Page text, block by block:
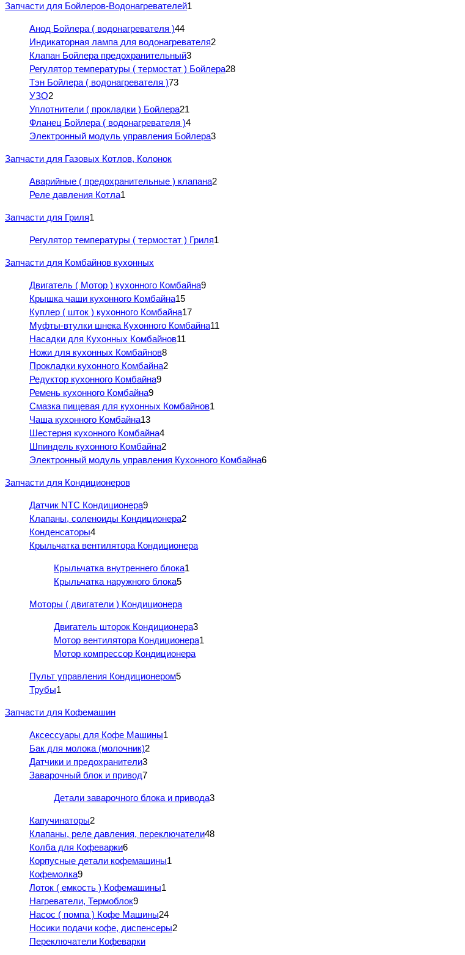
Запчасти для Бойлеров-Водонагревателей1
Анод Бойлера ( водонагревателя )44
Индикаторная лампа для водонагревателя2
Клапан Бойлера предохранительный3
Регулятор температуры ( термостат ) Бойлера28
Тэн Бойлера ( водонагревателя )73
УЗО2
Уплотнители ( прокладки ) Бойлера21
Фланец Бойлера ( водонагревателя )4
Электронный модуль управления Бойлера3
Запчасти для Газовых Котлов, Колонок
Аварийные ( предохранительные ) клапана2
Реле давления Котла1
Запчасти для Гриля1
Регулятор температуры ( термостат ) Гриля1
Запчасти для Комбайнов кухонных
Двигатель ( Мотор ) кухонного Комбайна9
Крышка чаши кухонного Комбайна15
Куплер ( шток ) кухонного Комбайна17
Муфты-втулки шнека Кухонного Комбайна11
Насадки для Кухонных Комбайнов11
Ножи для кухонных Комбайнов8
Прокладки кухонного Комбайна2
Редуктор кухонного Комбайна9
Ремень кухонного Комбайна9
Смазка пищевая для кухонных Комбайнов1
Чаша кухонного Комбайна13
Шестерня кухонного Комбайна4
Шпиндель кухонного Комбайна2
Электронный модуль управления Кухонного Комбайна6
Запчасти для Кондиционеров
Датчик NTC Кондиционера9
Клапаны, соленоиды Кондиционера2
Конденсаторы4
Крыльчатка вентилятора Кондиционера
Крыльчатка внутреннего блока1
Крыльчатка наружного блока5
Моторы ( двигатели ) Кондиционера
Двигатель шторок Кондиционера3
Мотор вентилятора Кондиционера1
Мотор компрессор Кондиционера
Пульт управления Кондиционером5
Трубы1
Запчасти для Кофемашин
Аксессуары для Кофе Машины1
Бак для молока (молочник)2
Датчики и предохранители3
Заварочный блок и привод7
Детали заварочного блока и привода3
Капучинаторы2
Клапаны, реле давления, переключатели48
Колба для Кофеварки6
Корпусные детали кофемашины1
Кофемолка9
Лоток ( емкость ) Кофемашины1
Нагреватели, Термоблок9
Насос ( помпа ) Кофе Машины24
Носики подачи кофе, диспенсеры2
Переключатели Кофеварки